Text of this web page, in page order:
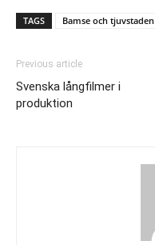
TAGS Bamse och tjuvstaden
Previous article
Svenska långfilmer i
produktion